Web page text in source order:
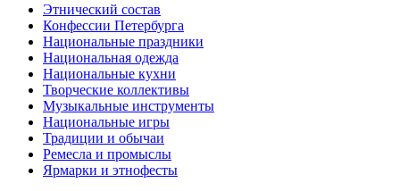
Этнический состав
Конфессии Петербурга
Национальные праздники
Национальная одежда
Национальные кухни
Творческие коллективы
Музыкальные инструменты
Национальные игры
Традиции и обычаи
Ремесла и промыслы
Ярмарки и этнофесты